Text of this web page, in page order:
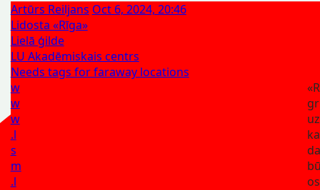
Artūrs Reiljans Oct 6, 2024, 20:46
Lidosta «Rīga»
Lielā ģilde
LU Akadēmiskais centrs
Needs tags for faraway locations
w
w
w
.l
s
m
.l